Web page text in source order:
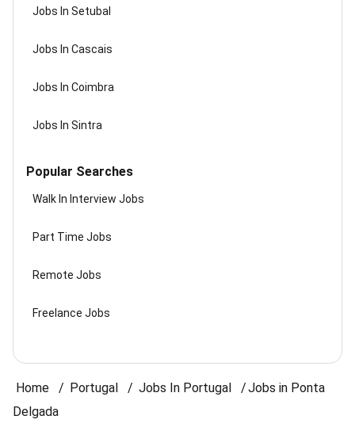
Jobs In Setubal
Jobs In Cascais
Jobs In Coimbra
Jobs In Sintra
Popular Searches
Walk In Interview Jobs
Part Time Jobs
Remote Jobs
Freelance Jobs
Home Portugal Jobs In Portugal
Jobs in Ponta
Delgada